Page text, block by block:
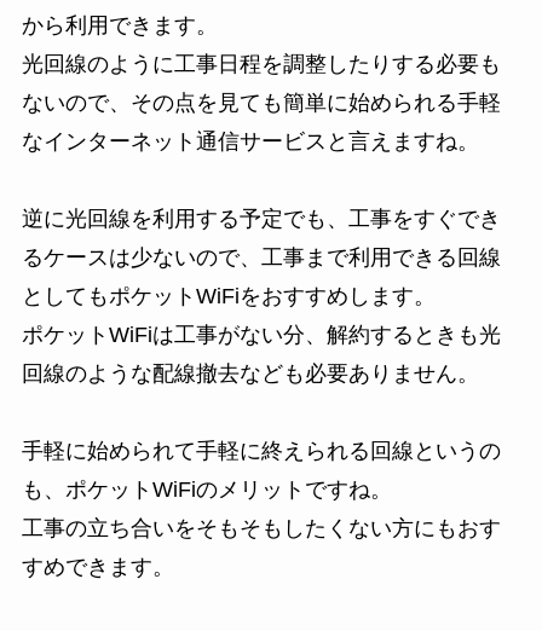
から利用できます。
光回線のように工事日程を調整したりする必要も
ないので、その点を見ても簡単に始められる手軽
なインターネット通信サービスと言えますね。
逆に光回線を利用する予定でも、工事をすぐでき
るケースは少ないので、工事まで利用できる回線
としてもポケットWiFiをおすすめします。
ポケットWiFiは工事がない分、解約するときも光
回線のような配線撤去なども必要ありません。
手軽に始められて手軽に終えられる回線というの
も、ポケットWiFiのメリットですね。
工事の立ち合いをそもそもしたくない方にもおす
すめできます。